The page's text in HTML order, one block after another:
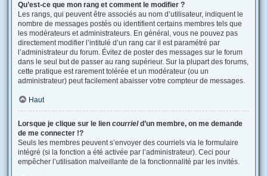
Qu’est-ce que mon rang et comment le modifier ?
Les rangs, qui peuvent être associés au nom d’utilisateur, indiquent le
nombre de messages postés ou identifient certains membres tels que
les modérateurs et administrateurs. En général, vous ne pouvez pas
directement modifier l’intitulé d’un rang car il est paramétré par
l’administrateur du forum. Évitez de poster des messages sur le forum
dans le seul but de passer au rang supérieur. Sur la plupart des forums,
cette pratique est rarement tolérée et un modérateur (ou un
administrateur) peut facilement abaisser votre compteur de messages.
Haut
Lorsque je clique sur le lien courrield’un membre, on me demande
de me connecter !?
Seuls les membres peuvent s’envoyer des courriels via le formulaire
intégré (si la fonction a été activée par l’administrateur). Ceci pour
empêcher l’utilisation malveillante de la fonctionnalité par les invités.